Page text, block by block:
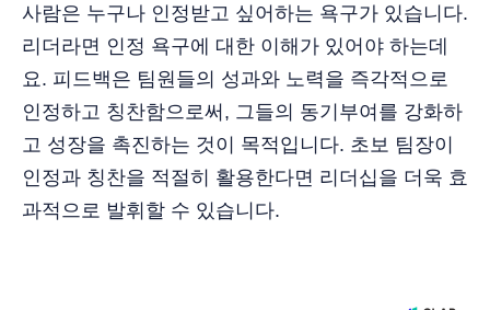
사람은 누구나 인정받고 싶어하는 욕구가 있습니다.
리더라면 인정 욕구에 대한 이해가 있어야 하는데
요. 피드백은 팀원들의 성과와 노력을 즉각적으로
인정하고 칭찬함으로써, 그들의 동기부여를 강화하
고 성장을 촉진하는 것이 목적입니다. 초보 팀장이
인정과 칭찬을 적절히 활용한다면 리더십을 더욱 효
과적으로 발휘할 수 있습니다.